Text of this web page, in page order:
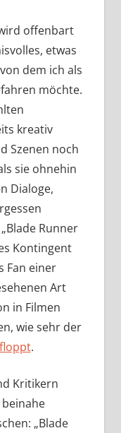
offenbart
etwas
dem ich als
möchte.
kreativ
Szenen noch
sie ohnehin
Dialoge,
Runner
Kontingent
Fan einer
Art
in Filmen
wie sehr der
.
Kritikern
„Blade